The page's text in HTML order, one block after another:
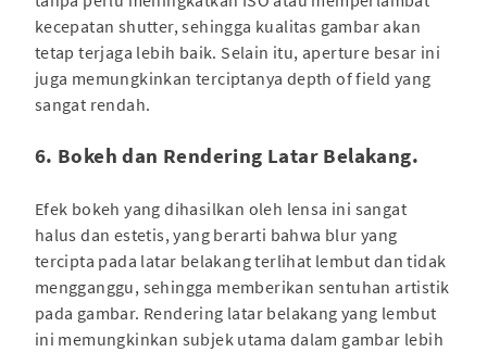
kecepatan shutter, sehingga kualitas gambar akan
tetap terjaga lebih baik. Selain itu, aperture besar ini
juga memungkinkan terciptanya depth of field yang
sangat rendah.
6. Bokeh dan Rendering Latar Belakang.
Efek bokeh yang dihasilkan oleh lensa ini sangat
halus dan estetis, yang berarti bahwa blur yang
tercipta pada latar belakang terlihat lembut dan tidak
mengganggu, sehingga memberikan sentuhan artistik
pada gambar. Rendering latar belakang yang lembut
ini memungkinkan subjek utama dalam gambar lebih